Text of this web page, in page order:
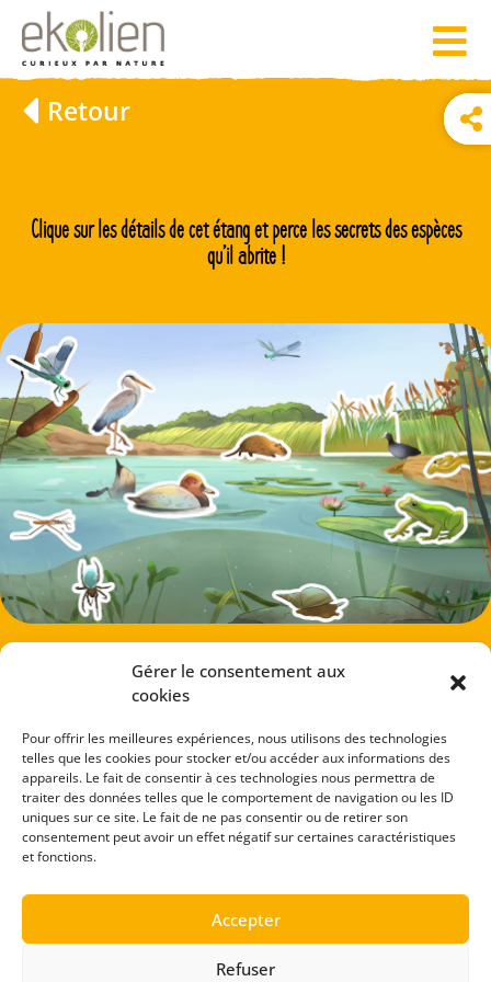
Gérer le consentement aux
cookies
Pour offrir les meilleures expériences, nous utilisons des technologies
telles que les cookies pour stocker et/ou accéder aux informations des
appareils. Le fait de consentir à ces technologies nous permettra de
traiter des données telles que le comportement de navigation ou les ID
uniques sur ce site. Le fait de ne pas consentir ou de retirer son
consentement peut avoir un effet négatif sur certaines caractéristiques
et fonctions.
Accepter
Refuser
Retour
Clique sur les détails de cet étang et perce les secrets des espèces
qu’il abrite !